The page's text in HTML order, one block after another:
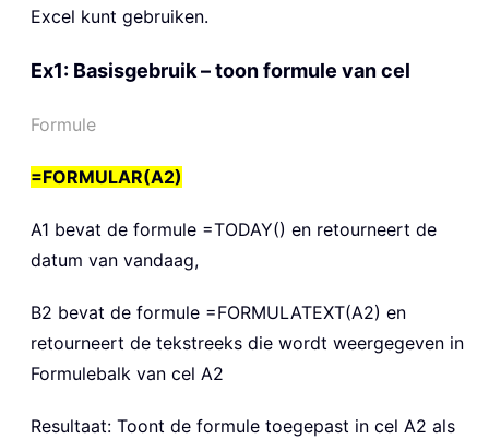
Excel kunt gebruiken.
Ex1: Basisgebruik – toon formule van cel
Formule
=FORMULAR(A2)
A1 bevat de formule =TODAY() en retourneert de
datum van vandaag,
B2 bevat de formule =FORMULATEXT(A2) en
retourneert de tekstreeks die wordt weergegeven in
Formulebalk van cel A2
Resultaat: Toont de formule toegepast in cel A2 als